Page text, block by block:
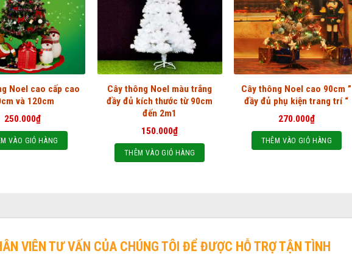
Noel cao cấp cao
và 120cm
250.000₫
VÀO GIỎ HÀNG
Cây thông Noel màu trắng
đầy đủ kích thước từ 90cm
đến 2m1
150.000₫
THÊM VÀO GIỎ HÀNG
Cây thông Noel cao 90cm ”
đầy đủ phụ kiện trang trí “
270.000₫
THÊM VÀO GIỎ HÀNG
VIÊN TƯ VẤN CỦA CHÚNG TÔI ĐỂ ĐƯỢC HỖ TRỢ TẬN TÌNH